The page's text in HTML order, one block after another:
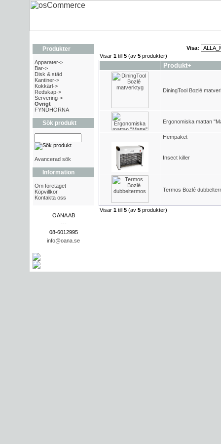
Produkter
Apparater->
Bar->
Disk & städ
Kantiner->
Kokkärl->
Redskap->
Servering->
Övrigt
FYNDHÖRNA
Sök produkt
Avancerad sök
Information
Om företaget
Köpvillkor
Kontakta oss
OANA AB
---
08-6012995
info@oana.se
Visa:
Visar 1 till 5 (av 5 produkter)
Produkt+
DiningTool Bozlé
Ergonomiska mattan
Hempaket
Insect killer
Termos Bozlé
Visar 1 till 5 (av 5 produkter)